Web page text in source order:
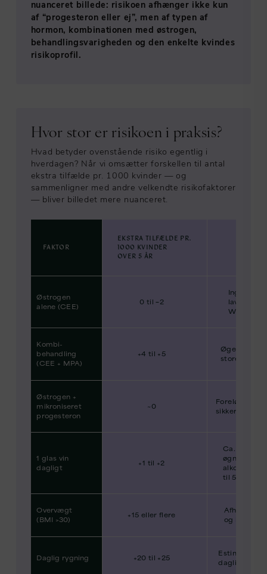
nuanceret billede: risikoen afhænger ikke kun
af “progesteron eller ej”, men af typen af
hormon, kombinationen med østrogen,
behandlingsvarigheden og den enkelte kvindes
risikoprofil.
Hvor stor er risikoen i praksis?
Hvad betyder ovenstående risiko egentlig i
hverdagen? Når vi omsætter forskellen til antal
ekstra tilfælde pr. 1000 kvinder — og
sammenligner med andre velkendte risikofaktorer
— bliver billedet mere nuanceret.
FAKTOR
EKSTRA TILFÆLDE PR.
1000 KVINDER
OVER 5 ÅR
Østrogen
alene (CEE)
0 til −2
Ingen
lavere
WHI-
Kombi-
behandling
(CEE + MPA)
+4 til +5
Øget risiko i
store
Østrogen +
mikroniseret
progesteron
~0
Foreløbige
sikker øgning
1 glas vin
dagligt
+1 til +2
Ca. 10–14%
øgning pr.
alkohol/
til 5-års
Overvægt
(BMI >30)
+15 eller flere
Afhænger
og baseline
Daglig rygning +20 til +25
Estimat for
daglig